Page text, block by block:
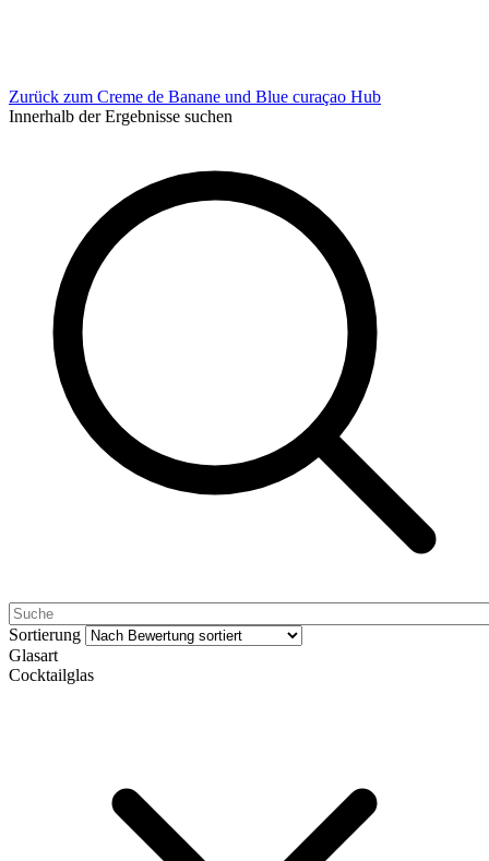
Zurück zum Creme de Banane und Blue curaçao Hub
Innerhalb der Ergebnisse suchen
Sortierung
Glasart
Cocktailglas